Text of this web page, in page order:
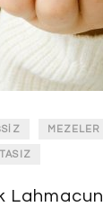
MEZELER
Lahmacun